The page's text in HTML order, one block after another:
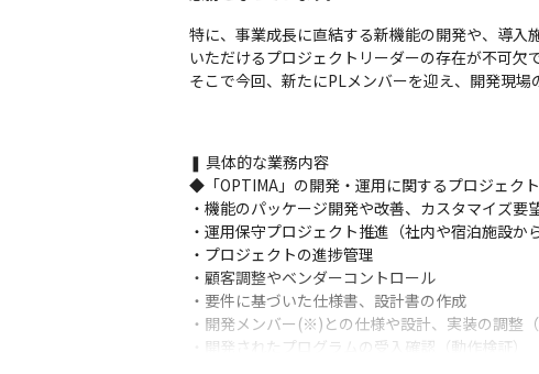
特に、事業成長に直結する新機能の開発や、導入
いただけるプロジェクトリーダーの存在が不可欠で
そこで今回、新たにPLメンバーを迎え、開発現場
❚ 具体的な業務内容
◆「OPTIMA」の開発・運用に関するプロジェク
・機能のパッケージ開発や改善、カスタマイズ要
・運用保守プロジェクト推進（社内や宿泊施設か
・プロジェクトの進捗管理
・顧客調整やベンダーコントロール
・要件に基づいた仕様書、設計書の作成
・開発メンバー(※)との仕様や設計、実装の調整
・開発されたプログラムの受入確認（動作検証）